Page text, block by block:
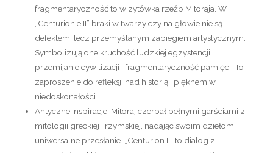
fragmentaryczność to wizytówka rzeźb Mitoraja. W
„Centurionie II” braki w twarzy czy na głowie nie są
defektem, lecz przemyślanym zabiegiem artystycznym.
Symbolizują one kruchość ludzkiej egzystencji,
przemijanie cywilizacji i fragmentaryczność pamięci. To
zaproszenie do refleksji nad historią i pięknem w
niedoskonałości.
Antyczne inspiracje: Mitoraj czerpał pełnymi garściami z
mitologii greckiej i rzymskiej, nadając swoim dziełom
uniwersalne przesłanie. „Centurion II” to dialog z